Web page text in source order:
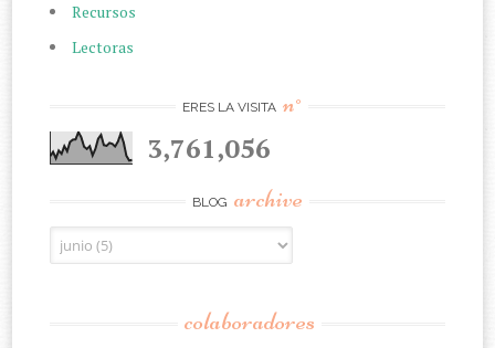
Recursos
Lectoras
ERES LA VISITA n°
3,761,056
BLOG archive
colaboradores